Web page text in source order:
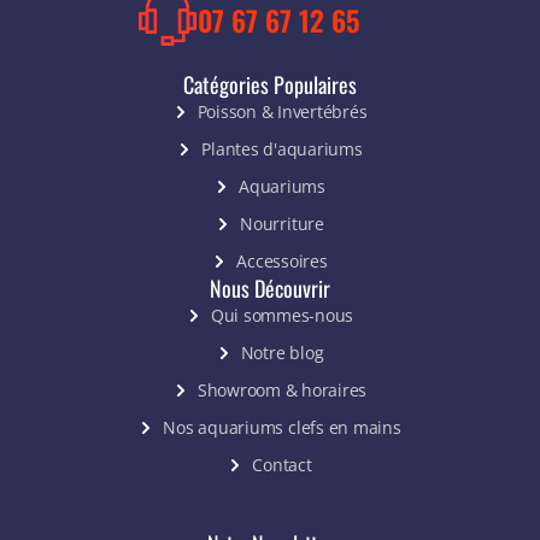
07 67 67 12 65
Catégories Populaires
Poisson & Invertébrés
Plantes d'aquariums
Aquariums
Nourriture
Accessoires
Nous Découvrir
Qui sommes-nous
Notre blog
Showroom & horaires
Nos aquariums clefs en mains
Contact